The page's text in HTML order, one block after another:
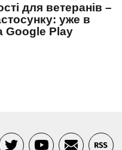
для ветеранів –
уже в
Google Play